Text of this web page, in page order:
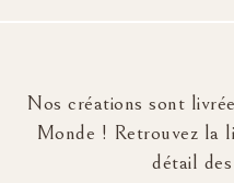
Nos créations sont
Monde ! Retrouvez la
détail